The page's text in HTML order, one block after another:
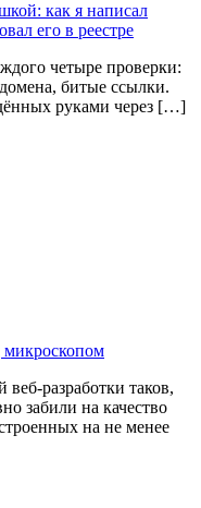
как я написал
его в реестре
четыре проверки:
битые ссылки.
руками через […]
микроскопом
разработки таков,
забили на качество
на не менее